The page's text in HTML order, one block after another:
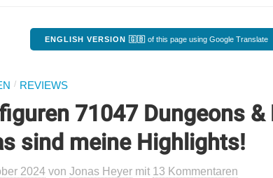
ENGLISH VERSION 🇬🇧 of this page using Google Translate
/ REVIEWS
71047 Dungeons
sind meine Highlights!
2024 von Jonas Heyer mit 13 Kommentaren